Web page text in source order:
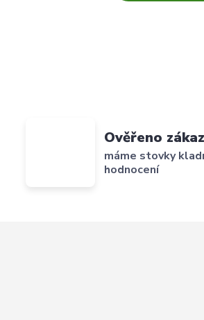
Ověřeno
máme stovky
hodnocení